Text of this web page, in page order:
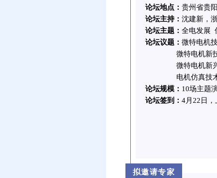
论坛地点： 贵州省贵
论坛主持： 沈建新，
论坛主题： 全电发展
论坛议题： 微特电机
微特电机新技术
微特电机新兴应
电机仿真技术
论坛规模： 10场主题
论坛签到： 4月22日
拟邀请专家